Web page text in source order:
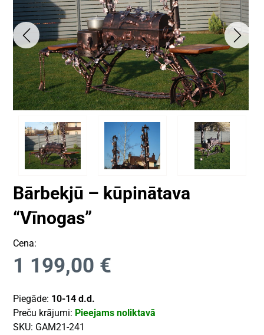
Bārbekjū – kūpinātava
“Vīnogas”
Cena:
1 199,00 €
Piegāde: 10-14 d.d.
Preču krājumi: Pieejams noliktavā
SKU: GAM21-241